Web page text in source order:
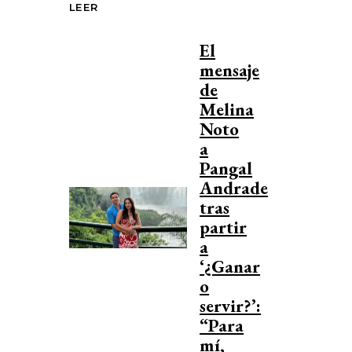
LEER
El
mensaje
de
Melina
Noto
a
Pangal
Andrade
tras
partir
a
‘¿Ganar
o
servir?’:
“Para
mí,